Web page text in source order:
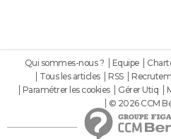
Qui sommes-nous ? Equipe
Tous les articles
RSS
Paramétrer les cookies
Gérer Utiq
© 2026 CCM